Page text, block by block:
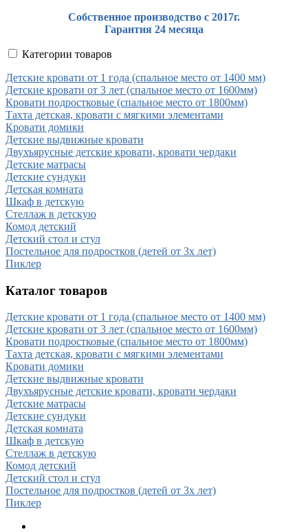
Собственное производство с 2017г.
Гарантия 24 месяца
Категории товаров
Детские кровати от 1 года (спальное место от 1400 мм)
Детские кровати от 3 лет (спальное место от 1600мм)
Кровати подростковые (спальное место от 1800мм)
Тахта детская, кровати с мягкими элементами
Кровати домики
Детские выдвижные кровати
Двухъярусные детские кровати, кровати чердаки
Детские матрасы
Детские сундуки
Детская комната
Шкаф в детскую
Стеллаж в детскую
Комод детский
Детский стол и стул
Постельное для подростков (детей от 3х лет)
Пиклер
Каталог товаров
Детские кровати от 1 года (спальное место от 1400 мм)
Детские кровати от 3 лет (спальное место от 1600мм)
Кровати подростковые (спальное место от 1800мм)
Тахта детская, кровати с мягкими элементами
Кровати домики
Детские выдвижные кровати
Двухъярусные детские кровати, кровати чердаки
Детские матрасы
Детские сундуки
Детская комната
Шкаф в детскую
Стеллаж в детскую
Комод детский
Детский стол и стул
Постельное для подростков (детей от 3х лет)
Пиклер